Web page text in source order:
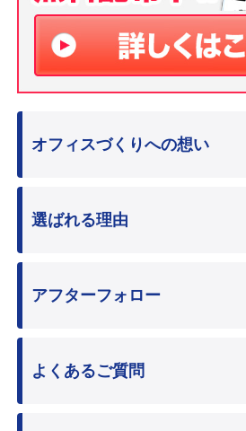
オフィスづくりへの想い
選ばれる理由
アフターフォロー
よくあるご質問